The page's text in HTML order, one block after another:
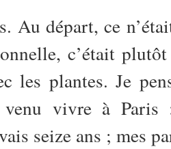
Au départ, ce
c’était
les plantes. Je
vivre à
seize ans ; mes